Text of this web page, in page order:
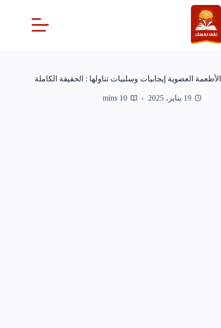
التجاوز
إلى
المحتوى
الأطعمة العضوية إيجابيات وسلبيات تناولها : الحقيقة الكاملة
19 يناير، 2025 10 mins